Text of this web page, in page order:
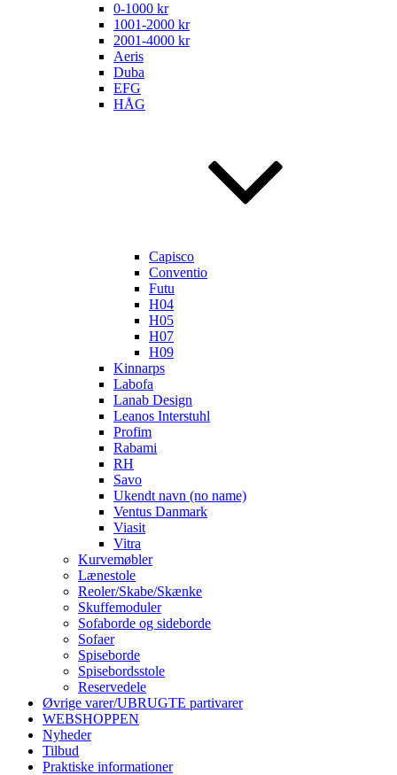
0-1000 kr
1001-2000 kr
2001-4000 kr
Aeris
Duba
EFG
HÅG
Capisco
Conventio
Futu
H04
H05
H07
H09
Kinnarps
Labofa
Lanab Design
Leanos Interstuhl
Profim
Rabami
RH
Savo
Ukendt navn (no name)
Ventus Danmark
Viasit
Vitra
Kurvemøbler
Lænestole
Reoler/Skabe/Skænke
Skuffemoduler
Sofaborde og sideborde
Sofaer
Spiseborde
Spisebordsstole
Reservedele
Øvrige varer/UBRUGTE partivarer
WEBSHOPPEN
Nyheder
Tilbud
Praktiske informationer